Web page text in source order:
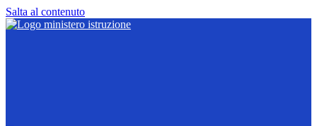
Salta al contenuto